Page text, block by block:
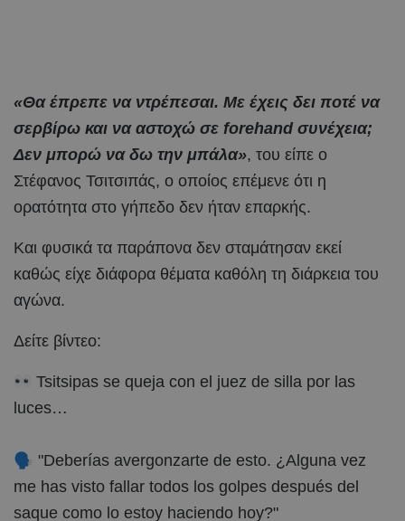
«Θα έπρεπε να ντρέπεσαι. Με έχεις δει ποτέ να
σερβίρω και να αστοχώ σε forehand συνέχεια;
Δεν μπορώ να δω την μπάλα», του είπε ο
Στέφανος Τσιτσιπάς, ο οποίος επέμενε ότι η
ορατότητα στο γήπεδο δεν ήταν επαρκής.
Και φυσικά τα παράπονα δεν σταμάτησαν εκεί
καθώς είχε διάφορα θέματα καθόλη τη διάρκεια του
αγώνα.
Δείτε βίντεο:
Tsitsipas se queja con el juez de silla por las
luces…
🗣 "Deberías avergonzarte de esto. ¿Alguna vez
me has visto fallar todos los golpes después del
saque como lo estoy haciendo hoy?"